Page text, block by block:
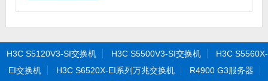
H3C S5120V3-SI交换机 H3C S5500V3-SI交换机
H3C S5560X-
EI交换机
H3C S6520X-EI系列万兆交换机 R4900 G3服务器